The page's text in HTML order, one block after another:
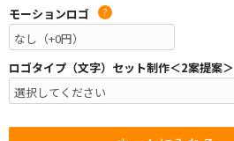
モーションロゴ ?
ロゴタイプ（文字）セット制作＜2案提案＞